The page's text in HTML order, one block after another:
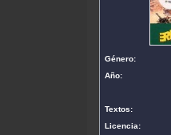
Género:
Año:
Textos:
Licencia: